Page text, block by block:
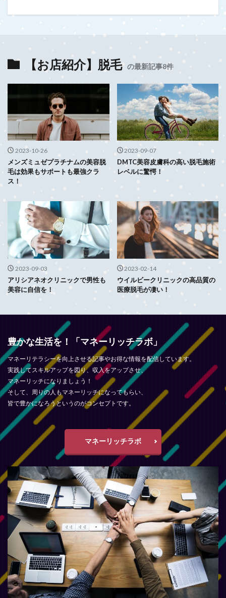
【お店紹介】脱毛 の最新記事8件
2023-10-26
メンズミュゼプラチナムの美容脱
毛は効果もサポートも最強クラ
ス！
2023-09-07
DMTC美容皮膚科の高い脱毛施術
レベルに驚愕！
2023-09-03
アリシアネオクリニックで男性も
美容に自信を！
2023-02-14
ウイルビークリニックの高品質の
医療脱毛が凄い！
豊かな生活を！「マネーリッチラボ」
マネーリテラシーを向上させる記事やお得な情報を配信しています。
実践してスキルアップを図り、収入をアップさせ、
マネーリッチになりましょう！
そして、周りの人もマネーリッチになってもらい、
皆で豊かになろうというのがコンセプトです。
マネーリッチラボ